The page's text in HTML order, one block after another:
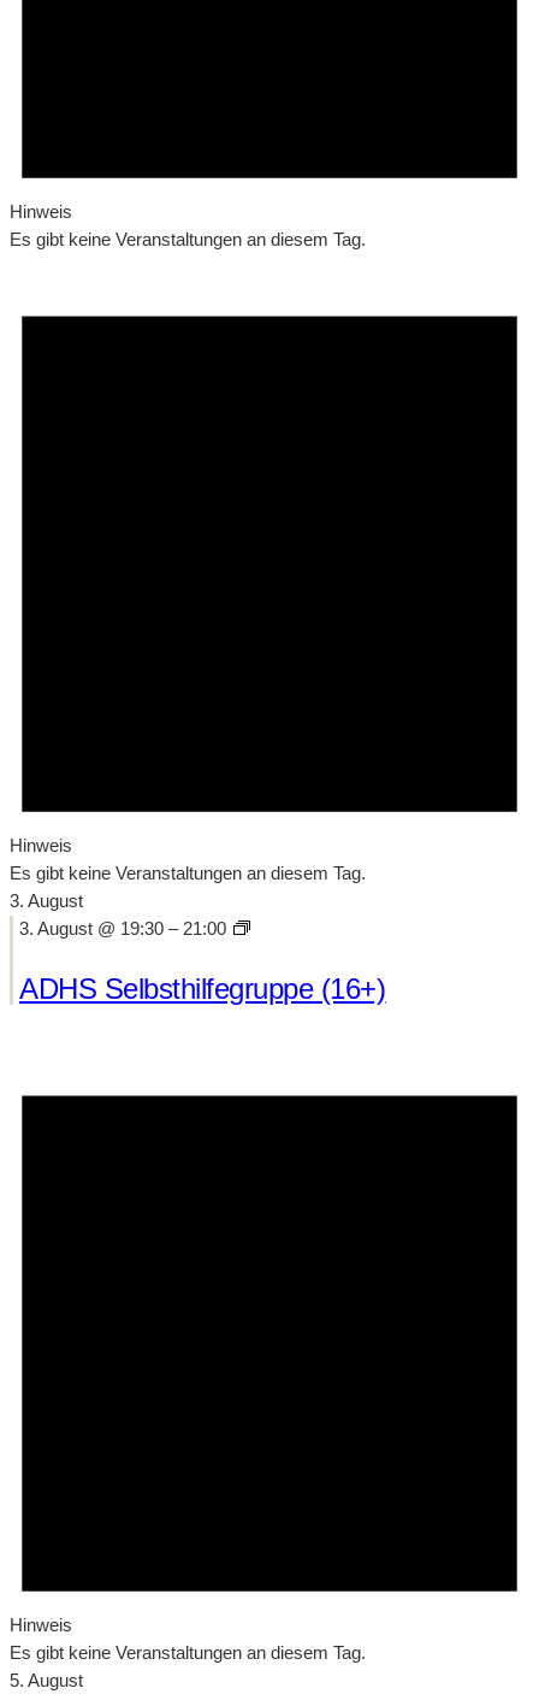
Hinweis
Es gibt keine Veranstaltungen an diesem Tag.
Hinweis
Es gibt keine Veranstaltungen an diesem Tag.
3. August
3. August @ 19:30 – 21:00
ADHS Selbsthilfegruppe (16+)
Hinweis
Es gibt keine Veranstaltungen an diesem Tag.
5. August